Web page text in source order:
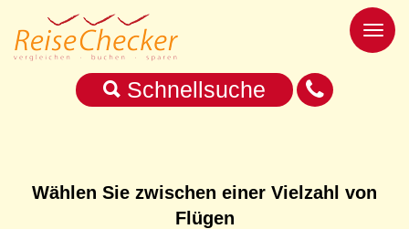
Toggle
Schnellsuche
Wählen Sie zwischen einer Vielzahl von
Flügen